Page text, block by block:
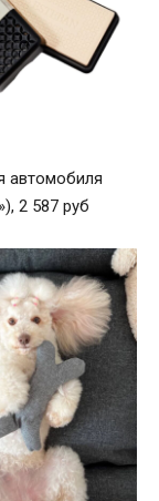
автомобиля
2 587 руб